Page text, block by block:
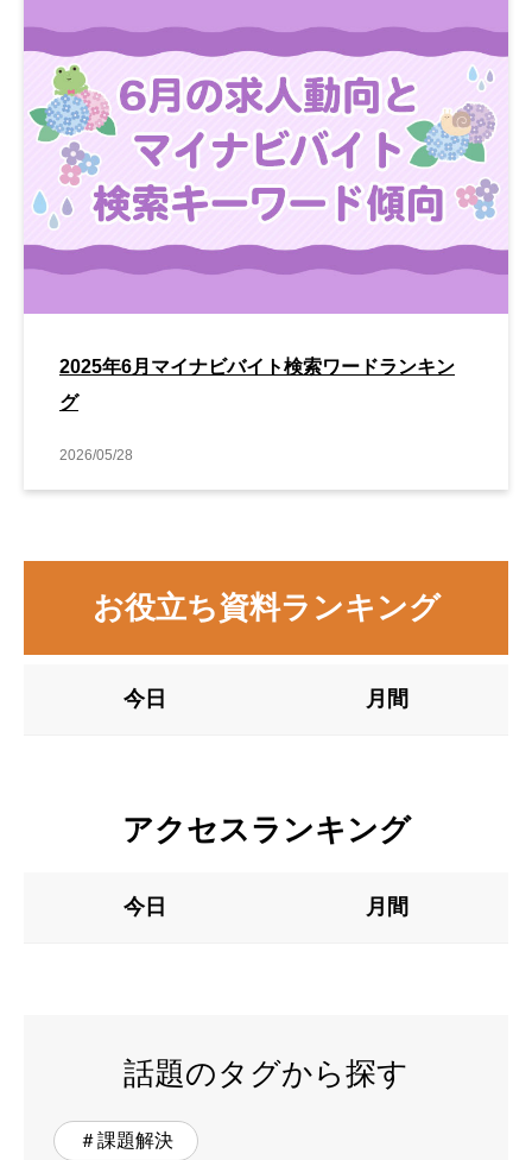
2025年6月マイナビバイト検索ワードランキン
グ
2026/05/28
お役立ち資料ランキング
今日 月間
アクセスランキング
今日 月間
話題のタグから探す
＃課題解決